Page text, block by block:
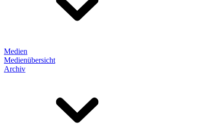
Medien
Medienübersicht
Archiv